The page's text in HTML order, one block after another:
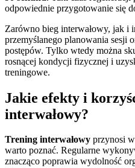
odpowiednie przygotowanie się
Zarówno bieg interwałowy, jak i
przemyślanego planowania sesji
postępów. Tylko wtedy można
rosnącej kondycji fizycznej i
treningowe.
Jakie efekty i
interwałowy?
Trening interwałowy przynosi
warto poznać. Regularne
znacząco poprawia wydolność